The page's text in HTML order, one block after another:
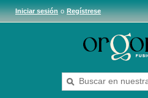
Iniciar sesiónoRegístrese